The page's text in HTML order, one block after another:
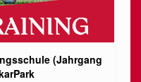
(Jahrgang